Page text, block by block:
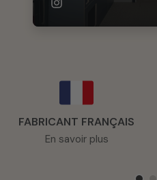
FABRICANT FRANÇAIS
En savoir plus